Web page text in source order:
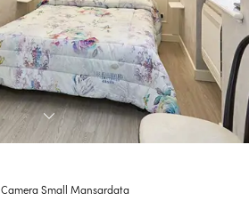
Camera Small Mansardata